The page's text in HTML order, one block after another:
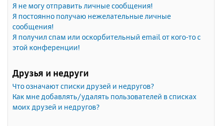
Я не могу отправить личные сообщения!
Я постоянно получаю нежелательные личные
сообщения!
Я получил спам или оскорбительный email от кого-то с
этой конференции!
Друзья и недруги
Что означают списки друзей и недругов?
Как мне добавлять/удалять пользователей в списках
моих друзей и недругов?